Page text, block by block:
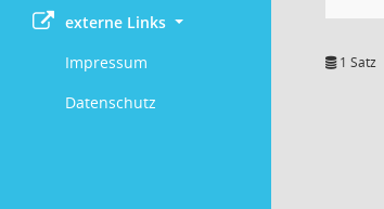
externe Links
Impressum
Datenschutz
1 Satz